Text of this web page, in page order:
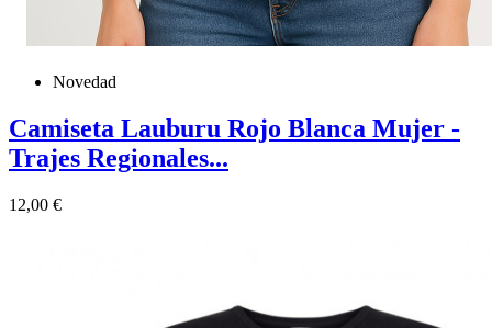
Novedad
Camiseta Lauburu Rojo Blanca Mujer -
Trajes Regionales...
Precio
12,00 €